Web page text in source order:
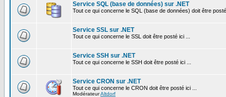
Service SQL (base de données) sur .NET
Tout ce qui concerne le SQL (base de données) doit être
Service SSL sur .NET
Tout ce qui concerne le SSL doit être posté ici ...
Service SSH sur .NET
Tout ce qui concerne le SSH doit être posté ici ...
Service CRON sur .NET
Tout ce qui concerne le CRON doit être posté ici ...
ModérateurAltdorf